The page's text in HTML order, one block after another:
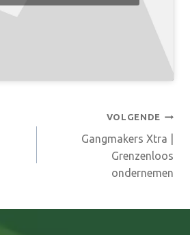
VOLGENDE
Gangmakers Xtra |
Grenzenloos
ondernemen